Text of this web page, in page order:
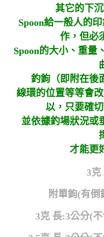
其它的下
Spoon給一般人的
作，但必
Spoon的大小、重量
釣鉤（即附在後
線環的位置等等會
以，只要確
並依據釣場狀況或
才能更
3克
附單鉤(有
3克 長:3公分(